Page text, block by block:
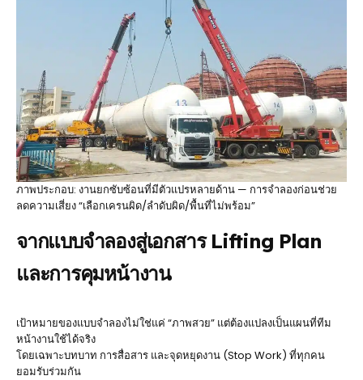
ภาพประกอบ: งานยกซับซ้อนที่มีตัวแปรหลายด้าน — การจำลองก่อนช่วย
ลดความเสี่ยง “เลือกเครนผิด/ลำดับผิด/พื้นที่ไม่พร้อม”
จากแบบจำลองสู่เอกสาร Lifting Plan
และการคุมหน้างาน
เป้าหมายของแบบจำลองไม่ใช่แค่ “ภาพสวย” แต่ต้องแปลงเป็นแผนที่ทีม
หน้างานใช้ได้จริง
โดยเฉพาะบทบาท การสื่อสาร และจุดหยุดงาน (Stop Work) ที่ทุกคน
ยอมรับร่วมกัน